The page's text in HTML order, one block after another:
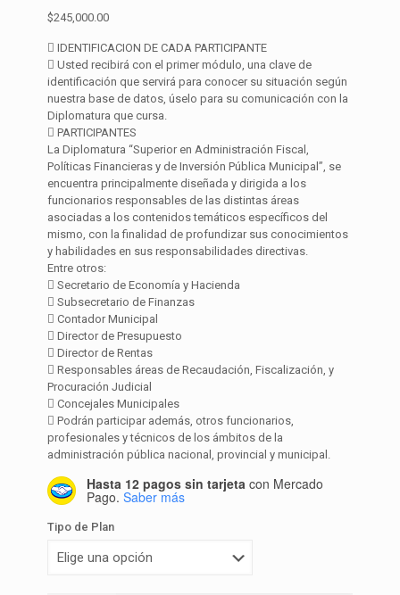
$245,000.00
 IDENTIFICACION DE CADA PARTICIPANTE
 Usted recibirá con el primer módulo, una clave de
identificación que servirá para conocer su situación según
nuestra base de datos, úselo para su comunicación con la
Diplomatura que cursa.
 PARTICIPANTES
La Diplomatura “Superior en Administración Fiscal,
Políticas Financieras y de Inversión Pública Municipal”, se
encuentra principalmente diseñada y dirigida a los
funcionarios responsables de las distintas áreas
asociadas a los contenidos temáticos específicos del
mismo, con la finalidad de profundizar sus conocimientos
y habilidades en sus responsabilidades directivas.
Entre otros:
 Secretario de Economía y Hacienda
 Subsecretario de Finanzas
 Contador Municipal
 Director de Presupuesto
 Director de Rentas
 Responsables áreas de Recaudación, Fiscalización, y
Procuración Judicial
 Concejales Municipales
 Podrán participar además, otros funcionarios,
profesionales y técnicos de los ámbitos de la
administración pública nacional, provincial y municipal.
Hasta 12 pagos sin tarjeta con Mercado
Pago. Saber más
Tipo de Plan